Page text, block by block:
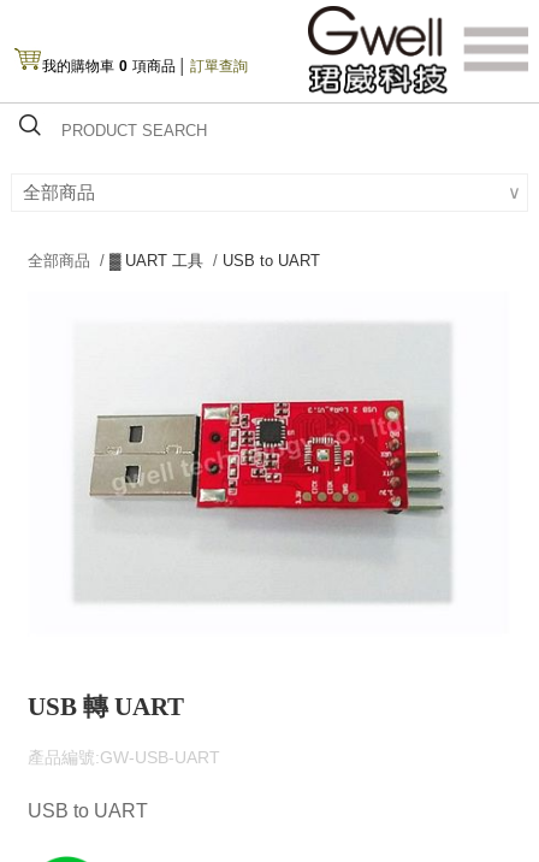
我的購物車 0 項商品 訂單查詢
全部商品 ∨
全部商品 / ▓ UART 工具/ USB to UART
USB 轉 UART
產品編號:GW-USB-UART
USB to UART